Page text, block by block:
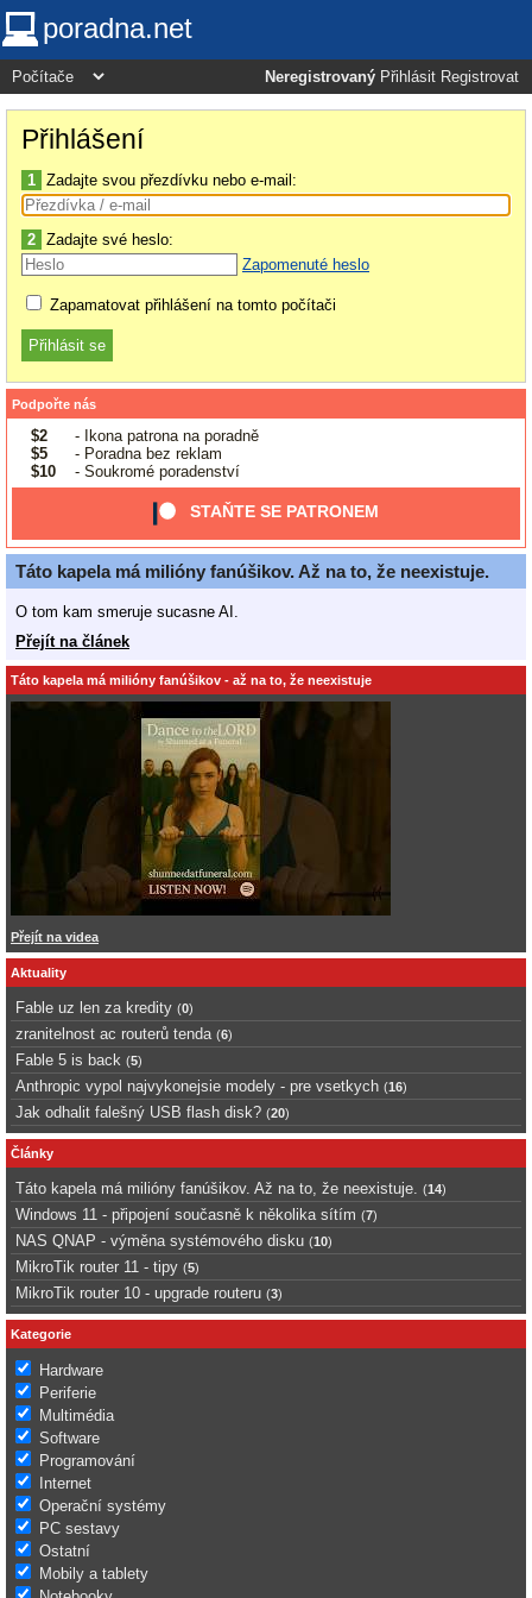
poradna.net
Neregistrovaný Přihlásit Registrovat
Přihlášení
1 Zadajte svou přezdívku nebo e-mail:
2 Zadajte své heslo:
Zapomenuté heslo
Zapamatovat přihlášení na tomto počítači
Podpořte nás
$2
- Ikona patrona na poradně
$5
- Poradna bez reklam
$10
- Soukromé poradenství
STAŇTE SE PATRONEM
Táto kapela má milióny fanúšikov. Až na to, že neexistuje.
O tom kam smeruje sucasne AI.
Přejít na článek
Táto kapela má milióny fanúšikov - až na to, že neexistuje
Přejít na videa
Aktuality
Fable uz len za kredity (0)
zranitelnost ac routerů tenda (6)
Fable 5 is back (5)
Anthropic vypol najvykonejsie modely - pre vsetkych (16)
Jak odhalit falešný USB flash disk? (20)
Články
Táto kapela má milióny fanúšikov. Až na to, že neexistuje. (14)
Windows 11 - připojení současně k několika sítím (7)
NAS QNAP - výměna systémového disku (10)
MikroTik router 11 - tipy (5)
MikroTik router 10 - upgrade routeru (3)
Kategorie
Hardware
Periferie
Multimédia
Software
Programování
Internet
Operační systémy
PC sestavy
Ostatní
Mobily a tablety